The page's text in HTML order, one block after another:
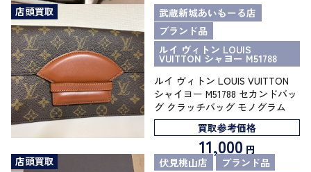
店頭買取
武蔵新城あいもーる店
ブランド品
ルイ ヴィトン LOUIS
VUITTON シャヨー M51788
ルイ ヴィトン LOUIS VUITTON
シャイヨー M51788 セカンドバッ
グ クラッチバッグ モノグラム
買取参考価格
11,000 円
店頭買取
伏見桃山店
ブランド品